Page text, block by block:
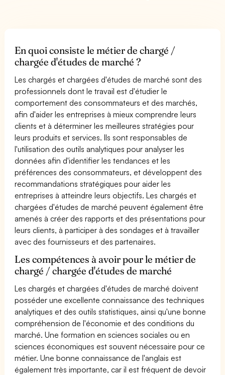
En quoi consiste le métier de chargé /
chargée d'études de marché ?
Les chargés et chargées d'études de marché sont des
professionnels dont le travail est d'étudier le
comportement des consommateurs et des marchés,
afin d'aider les entreprises à mieux comprendre leurs
clients et à déterminer les meilleures stratégies pour
leurs produits et services. Ils sont responsables de
l'utilisation des outils analytiques pour analyser les
données afin d'identifier les tendances et les
préférences des consommateurs, et développent des
recommandations stratégiques pour aider les
entreprises à atteindre leurs objectifs. Les chargés et
chargées d'études de marché peuvent également être
amenés à créer des rapports et des présentations pour
leurs clients, à participer à des sondages et à travailler
avec des fournisseurs et des partenaires.
Les compétences à avoir pour le métier de
chargé / chargée d'études de marché
Les chargés et chargées d'études de marché doivent
posséder une excellente connaissance des techniques
analytiques et des outils statistiques, ainsi qu'une bonne
compréhension de l'économie et des conditions du
marché. Une formation en sciences sociales ou en
sciences économiques est souvent nécessaire pour ce
métier. Une bonne connaissance de l'anglais est
également très importante, car il est fréquent de devoir